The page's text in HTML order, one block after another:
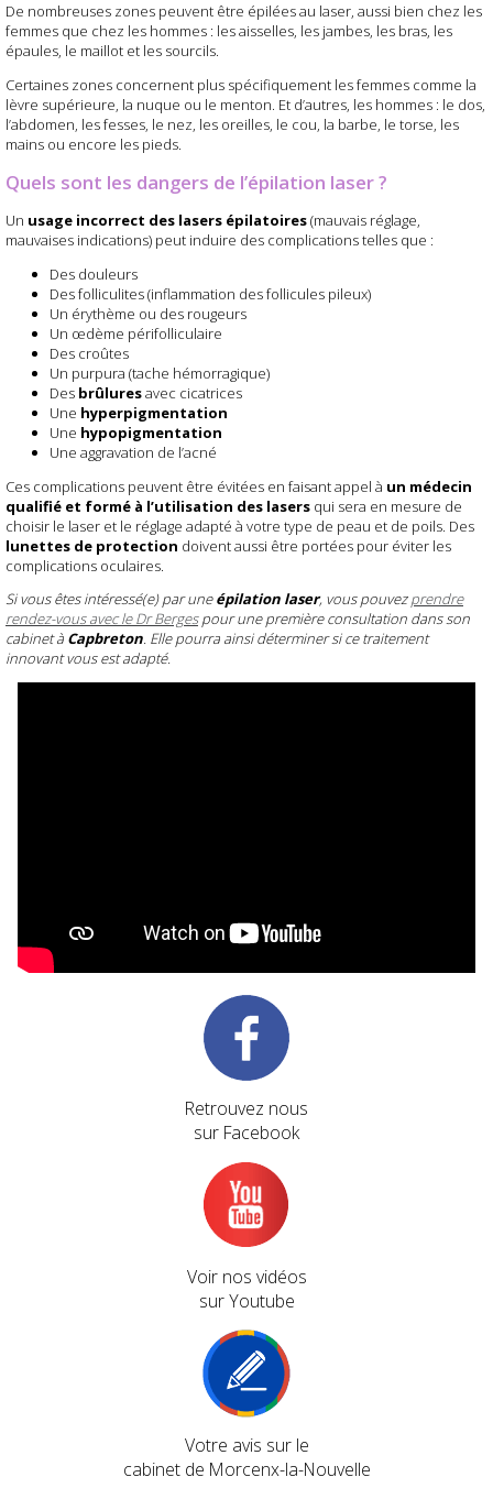
De nombreuses zones peuvent être épilées au laser, aussi bien chez les
femmes que chez les hommes : les aisselles, les jambes, les bras, les
épaules, le maillot et les sourcils.
Certaines zones concernent plus spécifiquement les femmes comme la
lèvre supérieure, la nuque ou le menton. Et d’autres, les hommes : le dos,
l’abdomen, les fesses, le nez, les oreilles, le cou, la barbe, le torse, les
mains ou encore les pieds.
Quels sont les dangers de l’épilation laser ?
Un usage incorrect des lasers épilatoires(mauvais réglage,
mauvaises indications) peut induire des complications telles que :
Des douleurs
Des folliculites (inflammation des follicules pileux)
Un érythème ou des rougeurs
Un œdème périfolliculaire
Des croûtes
Un purpura (tache hémorragique)
Des brûluresavec cicatrices
Une hyperpigmentation
Une hypopigmentation
Une aggravation de l’acné
Ces complications peuvent être évitées en faisant appel à un médecin
qualifié et formé à l’utilisation des lasers qui sera en mesure de
choisir le laser et le réglage adapté à votre type de peau et de poils. Des
lunettes de protection doivent aussi être portées pour éviter les
complications oculaires.
Si vous êtes intéressé(e) par uneépilation laser, vous pouvezprendre
rendez-vous avec le Dr Bergespour une première consultation dans son
cabinet à Capbreton. Elle pourra ainsi déterminer si ce traitement
innovant vous est adapté.
Retrouvez nous
sur Facebook
Voir nos vidéos
sur Youtube
Votre avis sur le
cabinet de Morcenx-la-Nouvelle